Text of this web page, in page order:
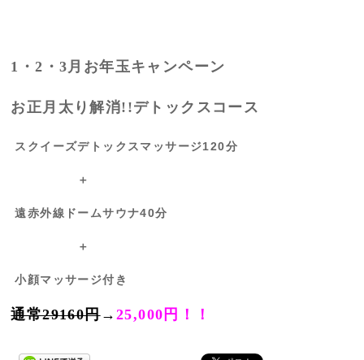
1・2・3月お年玉キャンペーン
お正月太り解消!!デトックスコース
スクイーズデトックスマッサージ120分
＋
遠赤外線ドームサウナ40分
＋
小顔マッサージ付き
通常29160円→25,000円！！